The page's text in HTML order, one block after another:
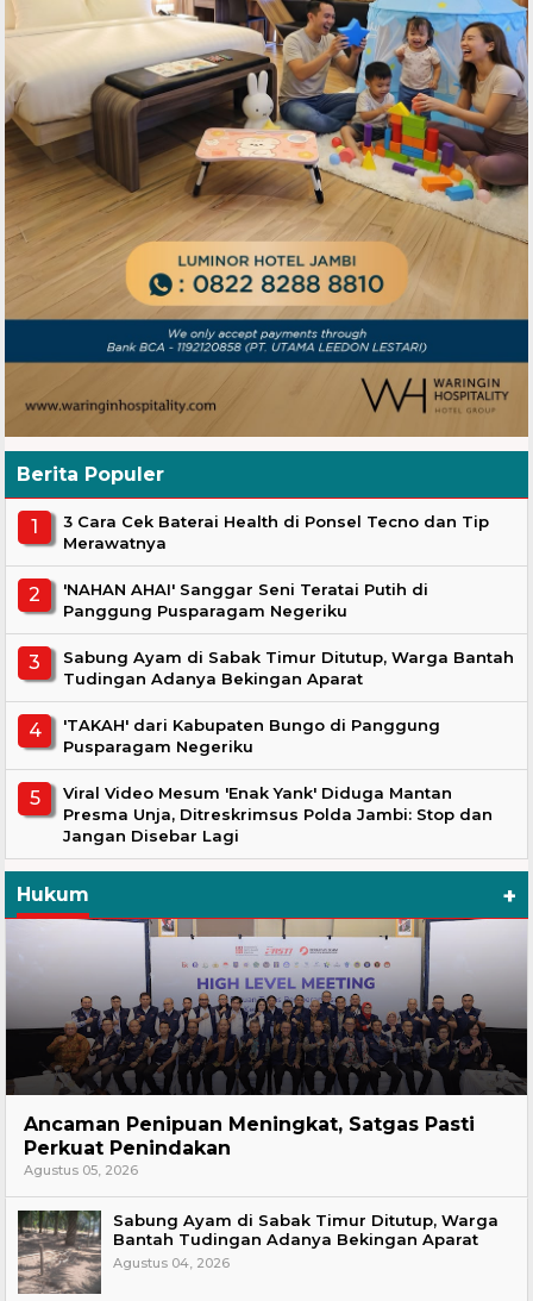
Berita Populer
3 Cara Cek Baterai Health di Ponsel Tecno dan Tip
Merawatnya
'NAHAN AHAI' Sanggar Seni Teratai Putih di
Panggung Pusparagam Negeriku
Sabung Ayam di Sabak Timur Ditutup, Warga Bantah
Tudingan Adanya Bekingan Aparat
'TAKAH' dari Kabupaten Bungo di Panggung
Pusparagam Negeriku
Viral Video Mesum 'Enak Yank' Diduga Mantan
Presma Unja, Ditreskrimsus Polda Jambi: Stop dan
Jangan Disebar Lagi
Hukum +
Ancaman Penipuan Meningkat, Satgas Pasti
Perkuat Penindakan
Agustus 05, 2026
Sabung Ayam di Sabak Timur Ditutup, Warga
Bantah Tudingan Adanya Bekingan Aparat
Agustus 04, 2026